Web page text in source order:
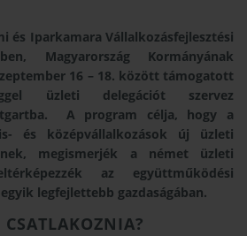
és Iparkamara Vállalkozásfejlesztési
Magyarország Kormányának
16 – 18. között támogatott
üzleti delegációt szervez
A program célja, hogy a
és középvállalkozások új üzleti
megismerjék a német üzleti
az együttműködési
legfejlettebb gazdaságában.
CSATLAKOZNIA?